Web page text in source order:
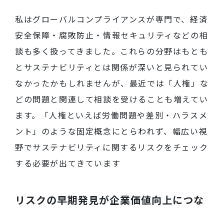
私はグローバルコンプライアンスが専門で、経済
安全保障・腐敗防止・情報セキュリティなどの相
談も多く扱ってきました。これらの分野はもとも
とサステナビリティとは関係が深いと見られてい
なかったかもしれませんが、 最近では 「人権」 な
どの問題と関連して相談を受けることも増えてい
ます。「人権といえば労働問題や差別・ハラスメ
ント」 のような固定概念にとらわれず、幅広い視
野でサステナビリティに関するリスクをチェック
する必要が出てきています
リスクの早期発見が企業価値向上につな